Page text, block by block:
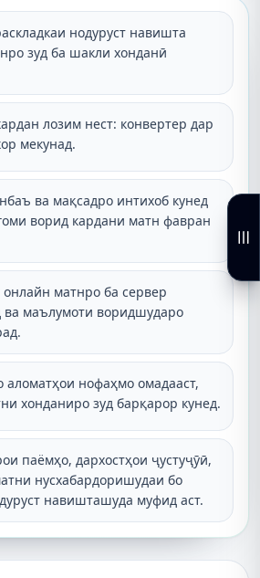
нодуруст навишта
зуд ба шакли хонданӣ
лозим нест: конвертер дар
мекунад.
ва мақсадро интихоб кунед
ворид кардани матн фавран
матнро ба сервер
ва маълумоти воридшударо
аломатҳои нофаҳмо омадааст,
хонданиро зуд барқарор кунед.
паёмҳо, дархостҳои ҷустуҷӯӣ,
нусхабардоришудаи бо
навишташуда муфид аст.